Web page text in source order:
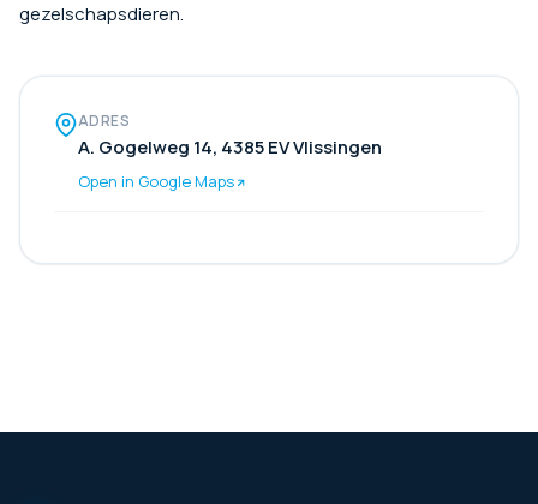
gezelschapsdieren.
ADRES
A. Gogelweg 14, 4385 EV Vlissingen
Open in Google Maps